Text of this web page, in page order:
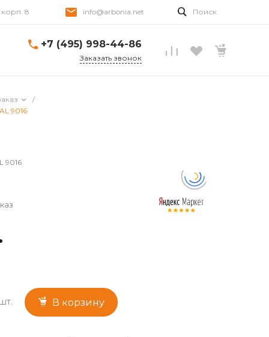
корп. 8 info@arbonia.net Поиск
+7 (495) 998-44-86
Заказать звонок
/
9016
9016
шт. В корзину